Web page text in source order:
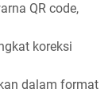
QR code,
koreksi
dalam format